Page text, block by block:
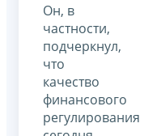
Он, в
частности,
подчеркнул,
что
качество
финансового
регулирования